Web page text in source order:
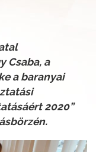
Csaba, a
a baranyai
2020”